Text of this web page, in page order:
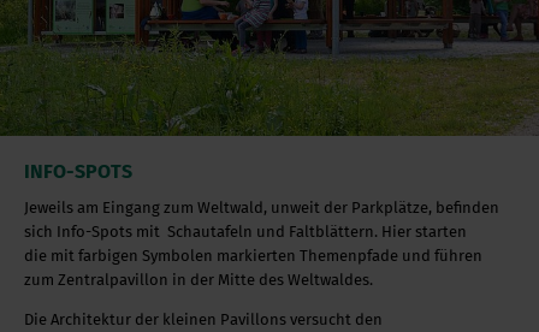
INFO-SPOTS
Jeweils am Eingang zum Weltwald, unweit der Parkplätze, befinden
sich Info-Spots mit Schautafeln und Faltblättern. Hier starten
die mit farbigen Symbolen markierten Themenpfade und führen
zum Zentralpavillon in der Mitte des Weltwaldes.
Die Architektur der kleinen Pavillons versucht den